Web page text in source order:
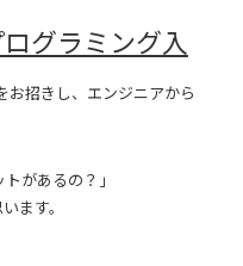
グラミング入
お招きし、エンジニアから
があるの？」
ます。